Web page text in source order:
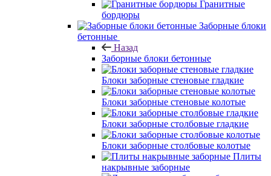
Гранитные
бордюры
Заборные блоки
бетонные
Назад
Заборные блоки бетонные
Блоки заборные стеновые гладкие
Блоки заборные стеновые колотые
Блоки заборные столбовые гладкие
Блоки заборные столбовые колотые
Плиты
накрывные заборные